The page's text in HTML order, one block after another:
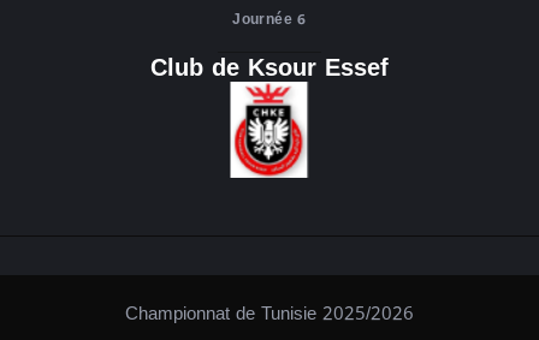
Journée 6
Club de Ksour Essef
Championnat de Tunisie 2025/2026